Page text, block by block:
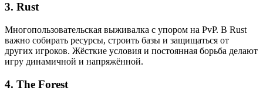
3. Rust
Многопользовательская выживалка с упором на PvP. В Rust
важно собирать ресурсы, строить базы и защищаться от
других игроков. Жёсткие условия и постоянная борьба делают
игру динамичной и напряжённой.
4. The Forest